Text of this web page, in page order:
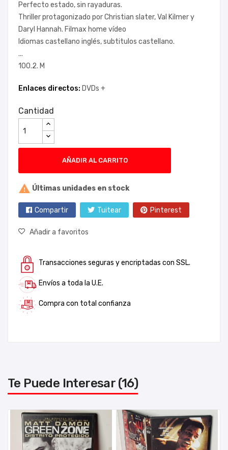
Perfecto estado, sin rayaduras.
Thriller protagonizado por Christian slater, Val Kilmer y
Daryl Hannah. Filmax home vídeo
Idiomas castellano inglés, subtitulos castellano.
...
100.2. M
Enlaces directos: DVDs +
Cantidad
AÑADIR AL CARRITO
 Últimas unidades en stock
Compartir Tuitear Pinterest
Añadir a favoritos
Transacciones seguras y encriptadas con SSL.
Envíos a toda la U.E.
Compra con total confianza
Te Puede Interesar (16)